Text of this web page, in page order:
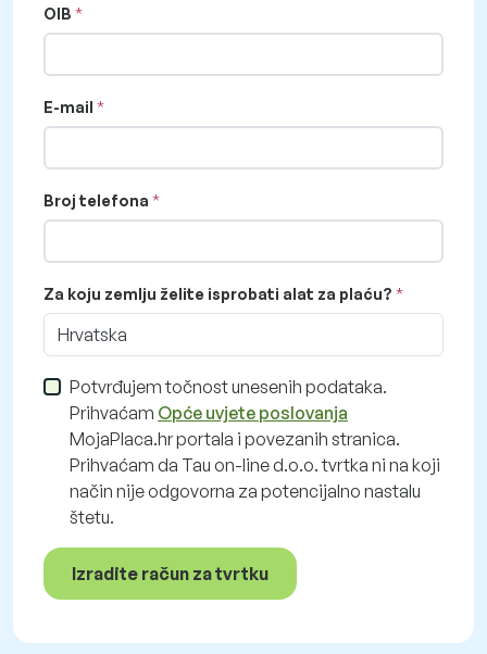
OIB
E-mail
Broj telefona
Za koju zemlju želite isprobati alat za plaću?
Hrvatska
Potvrđujem točnost unesenih podataka.
Prihvaćam Opće uvjete poslovanja
MojaPlaca.hr portala i povezanih stranica.
Prihvaćam da Tau on-line d.o.o. tvrtka ni na koji
način nije odgovorna za potencijalno nastalu
štetu.
Izradite račun za tvrtku